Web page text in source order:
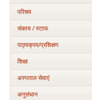
परिचय
संकाय / स्टाफ
पाठ्यक्रम/प्रशिक्षण
शिक्षा
अस्‍पताल सेवाएं
अनुसंधान